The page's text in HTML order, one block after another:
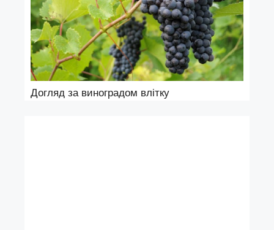
Догляд за виноградом влітку